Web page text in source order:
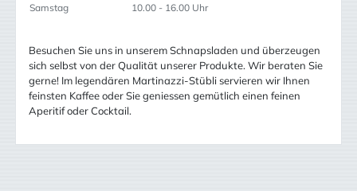
Samstag
10.00 - 16.00 Uhr
Besuchen Sie uns in unserem Schnapsladen und überzeugen
sich selbst von der Qualität unserer Produkte. Wir beraten Sie
gerne! Im legendären Martinazzi-Stübli servieren wir Ihnen
feinsten Kaffee oder Sie geniessen gemütlich einen feinen
Aperitif oder Cocktail.